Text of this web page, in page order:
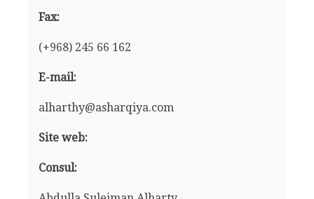
Fax:
(+968) 245 66 162
E-mail:
alharthy@asharqiya.com
Site web:
Consul: